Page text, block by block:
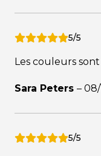
5/5
Les couleurs
Sara Peters –
5/5